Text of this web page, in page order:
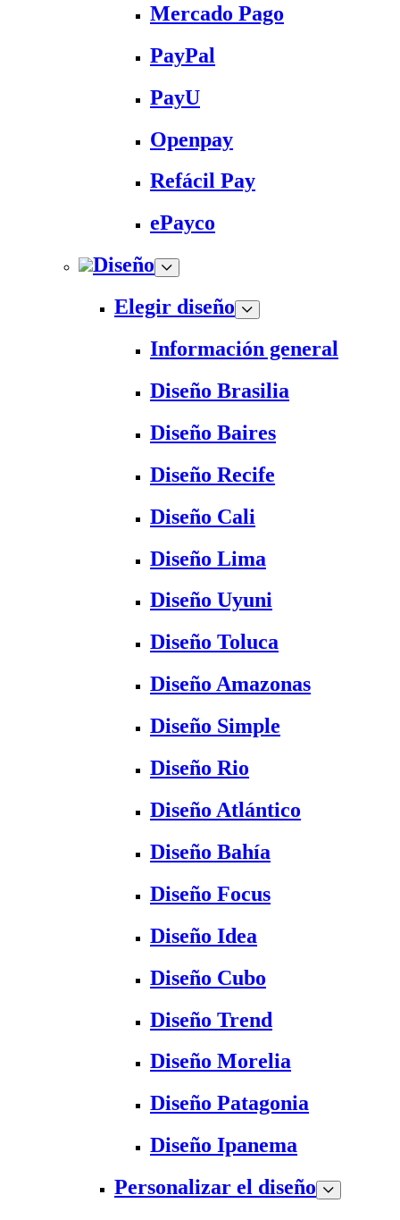
Mercado Pago
PayPal
PayU
Openpay
Refácil Pay
ePayco
Diseño
Elegir diseño
Información general
Diseño Brasilia
Diseño Baires
Diseño Recife
Diseño Cali
Diseño Lima
Diseño Uyuni
Diseño Toluca
Diseño Amazonas
Diseño Simple
Diseño Rio
Diseño Atlántico
Diseño Bahía
Diseño Focus
Diseño Idea
Diseño Cubo
Diseño Trend
Diseño Morelia
Diseño Patagonia
Diseño Ipanema
Personalizar el diseño